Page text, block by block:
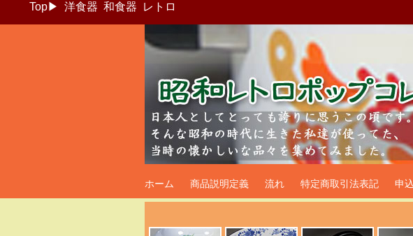
Top▶ 洋食器 和食器 レトロ
昭和レトロポップ食器生
ホーム 商品説明定義 流れ 特定商取引法表記 申